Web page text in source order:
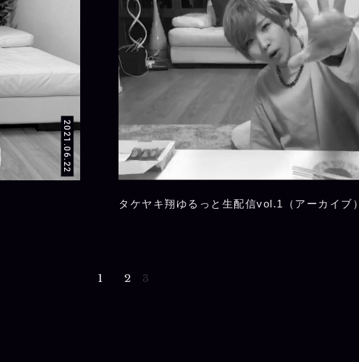
2021.06.22
タケヤキ翔ゆるっと生配信vol.1（アーカイブ）
1 2 3